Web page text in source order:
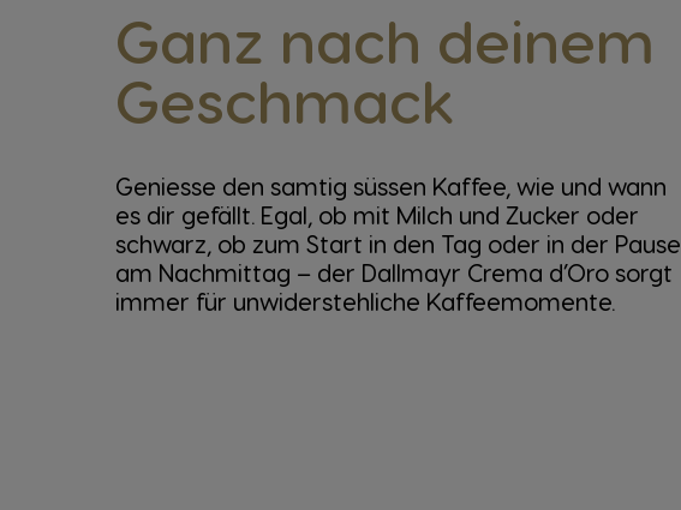
Ganz nach deinem
Geschmack
Geniesse den samtig süssen Kaffee, wie und wann
es dir gefällt. Egal, ob mit Milch und Zucker oder
schwarz, ob zum Start in den Tag oder in der Pause
am Nachmittag – der Dallmayr Crema d’Oro sorgt
immer für unwiderstehliche Kaffeemomente.